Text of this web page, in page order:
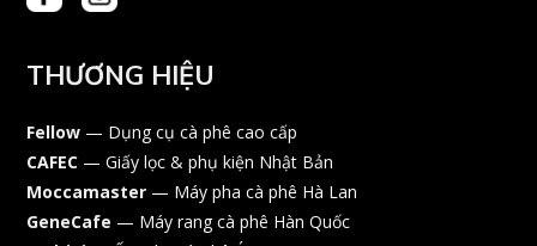
THƯƠNG HIỆU
Fellow — Dụng cụ cà phê cao cấp
CAFEC — Giấy lọc & phụ kiện Nhật Bản
Moccamaster — Máy pha cà phê Hà Lan
GeneCafe — Máy rang cà phê Hàn Quốc